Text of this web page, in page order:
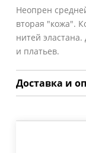
Неопрен
вторая "кожа".
нитей
и платьев.
Доставка и